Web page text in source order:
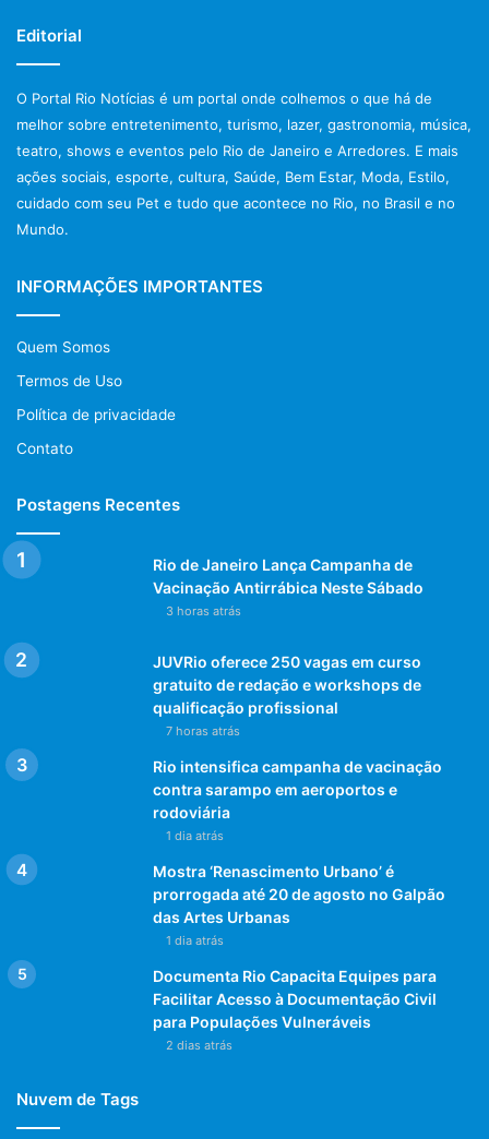
Editorial
O Portal Rio Notícias é um portal onde colhemos o que há de
melhor sobre entretenimento, turismo, lazer, gastronomia, música,
teatro, shows e eventos pelo Rio de Janeiro e Arredores. E mais
ações sociais, esporte, cultura, Saúde, Bem Estar, Moda, Estilo,
cuidado com seu Pet e tudo que acontece no Rio, no Brasil e no
Mundo.
INFORMAÇÕES IMPORTANTES
Quem Somos
Termos de Uso
Política de privacidade
Contato
Postagens Recentes
Rio de Janeiro Lança Campanha de
Vacinação Antirrábica Neste Sábado
3 horas atrás
JUVRio oferece 250 vagas em curso
gratuito de redação e workshops de
qualificação profissional
7 horas atrás
Rio intensifica campanha de vacinação
contra sarampo em aeroportos e
rodoviária
1 dia atrás
Mostra ‘Renascimento Urbano’ é
prorrogada até 20 de agosto no Galpão
das Artes Urbanas
1 dia atrás
Documenta Rio Capacita Equipes para
Facilitar Acesso à Documentação Civil
para Populações Vulneráveis
2 dias atrás
Nuvem de Tags